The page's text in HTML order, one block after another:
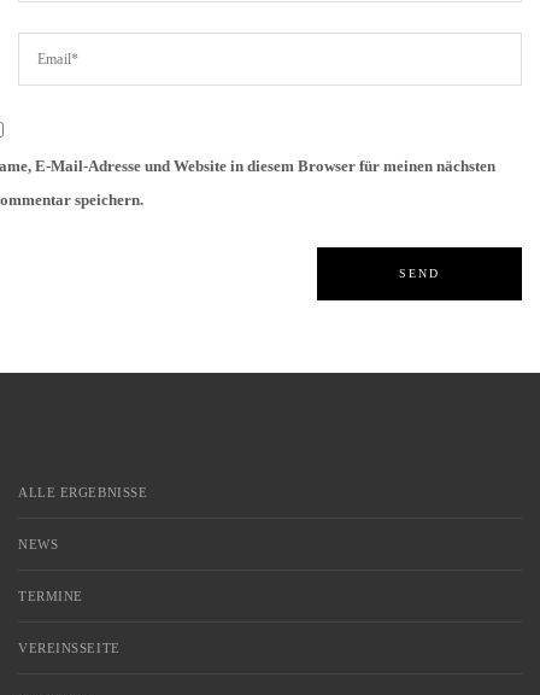
E-Mail-Adresse und Website in diesem Browser für meinen nächsten
speichern.
ALLE ERGEBNISSE
NEWS
TERMINE
VEREINSSEITE